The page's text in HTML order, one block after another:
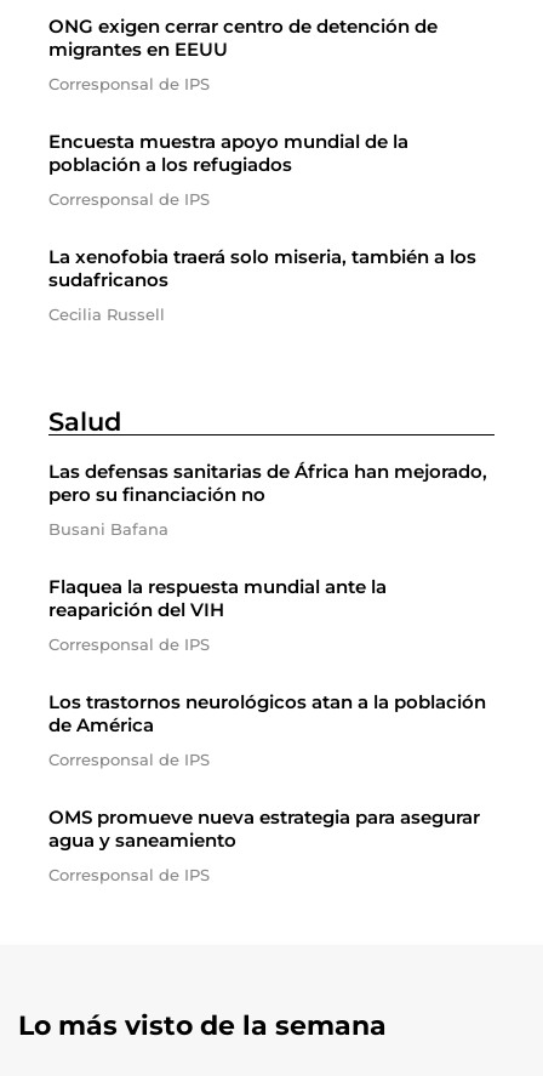
ONG exigen cerrar centro de detención de
migrantes en EEUU
Corresponsal de IPS
Encuesta muestra apoyo mundial de la
población a los refugiados
Corresponsal de IPS
La xenofobia traerá solo miseria, también a los
sudafricanos
Cecilia Russell
Salud
Las defensas sanitarias de África han mejorado,
pero su financiación no
Busani Bafana
Flaquea la respuesta mundial ante la
reaparición del VIH
Corresponsal de IPS
Los trastornos neurológicos atan a la población
de América
Corresponsal de IPS
OMS promueve nueva estrategia para asegurar
agua y saneamiento
Corresponsal de IPS
Lo más visto de la semana